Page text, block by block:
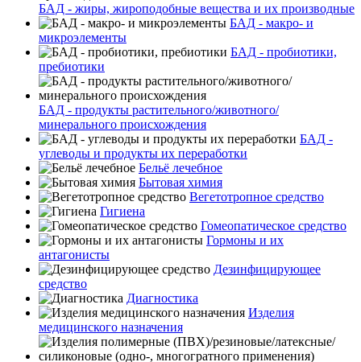
БАД - жиры, жироподобные вещества и их производные
БАД - макро- и
микроэлементы
БАД - пробиотики,
пребиотики
БАД - продукты растительного/животного/
минерального происхождения
БАД -
углеводы и продукты их переработки
Бельё лечебное
Бытовая химия
Вегетотропное средство
Гигиена
Гомеопатическое средство
Гормоны и их
антагонисты
Дезинфицирующее
средство
Диагностика
Изделия
медицинского назначения